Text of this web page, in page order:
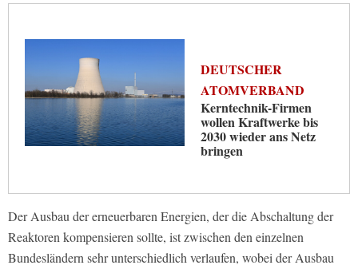
DEUTSCHER
ATOMVERBAND
Kerntechnik-Firmen
wollen Kraftwerke bis
2030 wieder ans Netz
bringen
Der Ausbau der erneuerbaren Energien, der die Abschaltung der
Reaktoren kompensieren sollte, ist zwischen den einzelnen
Bundesländern sehr unterschiedlich verlaufen, wobei der Ausbau